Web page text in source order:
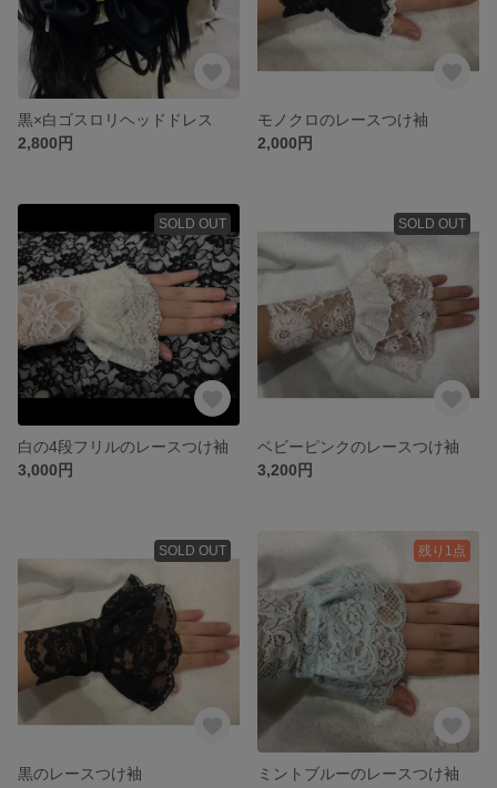
黒×白ゴスロリヘッドドレス
2,800円
モノクロのレースつけ袖
2,000円
SOLD OUT
白の4段フリルのレースつけ袖
3,000円
SOLD OUT
ベビーピンクのレースつけ袖
3,200円
SOLD OUT
黒のレースつけ袖
残り1点
ミントブルーのレースつけ袖